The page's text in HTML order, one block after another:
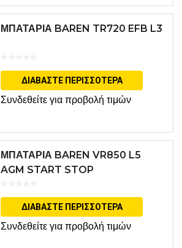
ΜΠΑΤΑΡΙΑ BAREN TR720 EFB L3
ΔΙΑΒΆΣΤΕ ΠΕΡΙΣΣΌΤΕΡΑ
Συνδεθείτε για προβολή τιμών
ΜΠΑΤΑΡΙΑ BAREN VR850 L5
AGM START STOP
ΔΙΑΒΆΣΤΕ ΠΕΡΙΣΣΌΤΕΡΑ
Συνδεθείτε για προβολή τιμών